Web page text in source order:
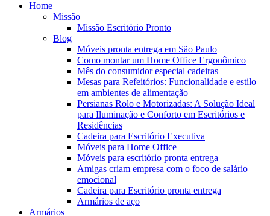
Home
Missão
Missão Escritório Pronto
Blog
Móveis pronta entrega em São Paulo
Como montar um Home Office Ergonômico
Mês do consumidor especial cadeiras
Mesas para Refeitórios: Funcionalidade e estilo
em ambientes de alimentação
Persianas Rolo e Motorizadas: A Solução Ideal
para Iluminação e Conforto em Escritórios e
Residências
Cadeira para Escritório Executiva
Móveis para Home Office
Móveis para escritório pronta entrega
Amigas criam empresa com o foco de salário
emocional
Cadeira para Escritório pronta entrega
Armários de aço
Armários